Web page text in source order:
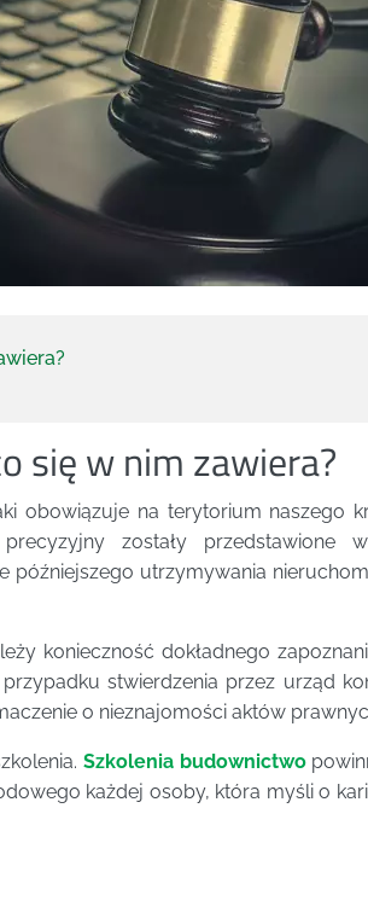
się w nim zawiera?
obowiązuje na terytorium naszego
zostały przedstawione
późniejszego utrzymywania
konieczność dokładnego
stwierdzenia przez urząd
o nieznajomości aktów
Szkolenia budownictwo
każdej osoby, która myśli o